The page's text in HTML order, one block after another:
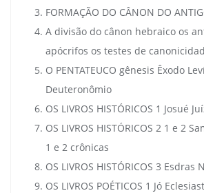
FORMAÇÃO DO CÂNON DO
A divisão do cânon hebraico os
apócrifos os testes de
O PENTATEUCO gênesis Êxodo
Deuteronômio
OS LIVROS HISTÓRICOS 1 Josué
OS LIVROS HISTÓRICOS 2 1 e 2
1 e 2 crônicas
OS LIVROS HISTÓRICOS 3 Esdras
OS LIVROS POÉTICOS 1 Jó